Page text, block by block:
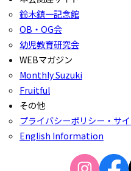
鈴木鎮一記念館
OB・OG会
幼児教育研究会
WEBマガジン
Monthly Suzuki
Fruitful
その他
プライバシーポリシー・サ
English Information